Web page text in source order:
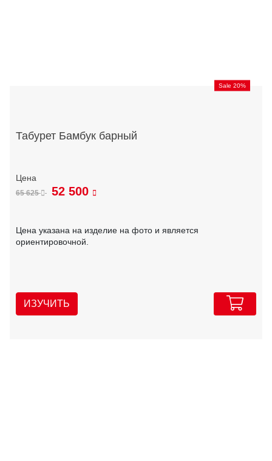
Sale 20%
Табурет Бамбук барный
65 625 52 500
Цена указана на изделие на фото и является
ориентировочной.
ИЗУЧИТЬ